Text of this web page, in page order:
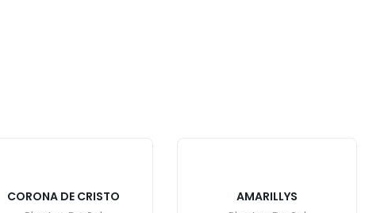
CORONA DE CRISTO
AMARILLYS